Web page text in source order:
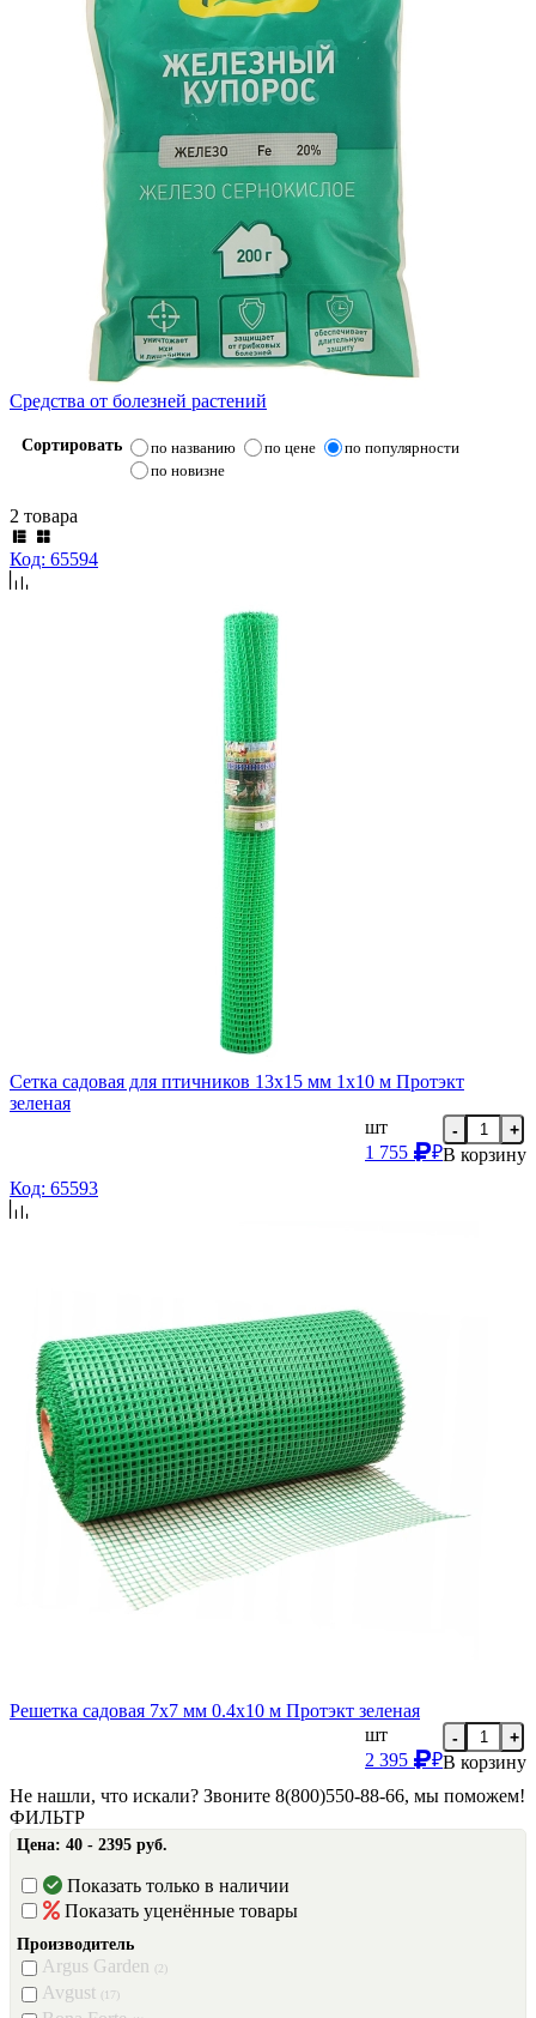
Средства от болезней растений
Сортировать по названию по цене
по популярности
по новизне
2 товара
Код: 65594
Сетка садовая для птичников 13х15 мм 1х10 м Протэкт
зеленая
шт
1 755
₽
- +
В корзину
Код: 65593
Решетка садовая 7х7 мм 0.4х10 м Протэкт зеленая
шт
2 395
₽
- +
В корзину
Не нашли, что искали? Звоните 8(800)550-88-66, мы поможем!
ФИЛЬТР
Цена: 40 - 2395 руб.
Показать только в наличии
Показать уценённые товары
Производитель
Argus Garden (2)
Avgust (17)